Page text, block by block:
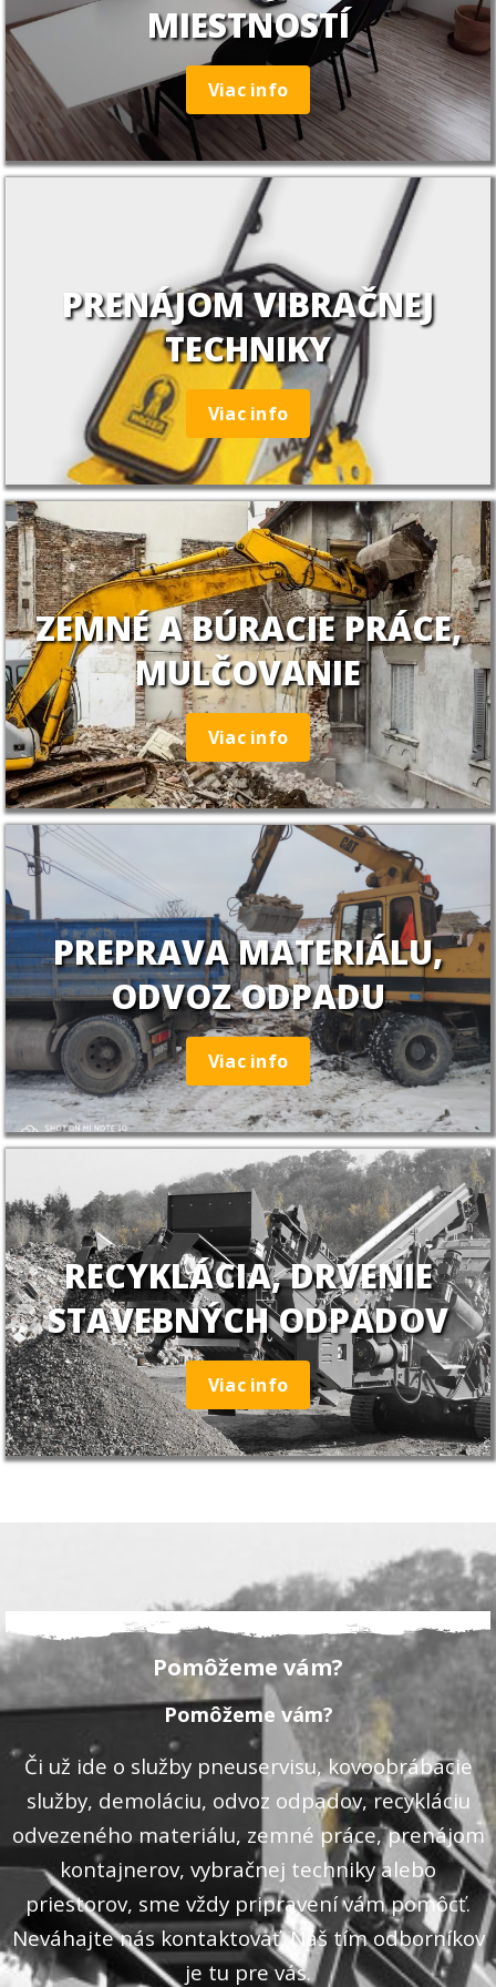
MIESTNOSTÍ
Viac info
PRENÁJOM VIBRAČNEJ
TECHNIKY
Viac info
ZEMNÉ A BÚRACIE PRÁCE,
MULČOVANIE
Viac info
PREPRAVA MATERIÁLU,
ODVOZ ODPADU
Viac info
RECYKLÁCIA, DRVENIE
STAVEBNÝCH ODPADOV
Viac info
Pomôžeme vám?
Pomôžeme vám?
Či už ide o služby pneuservisu, kovoobrábacie
služby, demoláciu, odvoz odpadov, recykláciu
odvezeného materiálu, zemné práce, prenájom
kontajnerov, vybračnej techniky alebo
priestorov, sme vždy pripravení vám pomôcť.
Neváhajte nás kontaktovať. Náš tím odborníkov
je tu pre vás.